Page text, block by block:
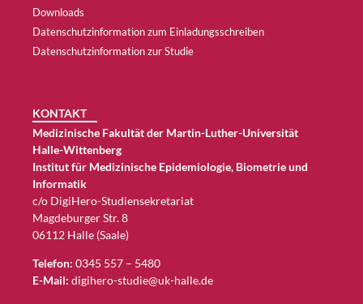
Downloads
Datenschutzinformation zum Einladungsschreiben
Datenschutzinformation zur Studie
KONTAKT
Medizinische Fakultät der Martin-Luther-Universität
Halle-Wittenberg
Institut für Medizinische Epidemiologie, Biometrie und
Informatik
c/o DigiHero-Studiensekretariat
Magdeburger Str. 8
06112 Halle (Saale)
Telefon: 0345 557 – 5480
E-Mail: digihero-studie@uk-halle.de